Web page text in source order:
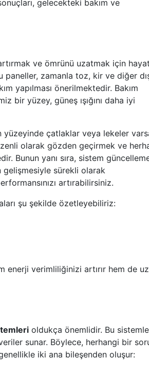
gelecekteki bakım ve
ve ömrünü uzatmak için
paneller, zamanla toz, kir ve diğer
yapılması önerilmektedir. Bakım
bir yüzey, güneş ışığını daha iyi
çatlaklar veya lekeler
olarak gözden geçirmek ve
Bunun yanı sıra, sistem
gelişmesiyle sürekli olarak
artırabilirsiniz.
şu şekilde özetleyebiliriz:
enerji verimliliğinizi artırır hem de
oldukça önemlidir. Bu
sunar. Böylece, herhangi bir
iki ana bileşenden oluşur: